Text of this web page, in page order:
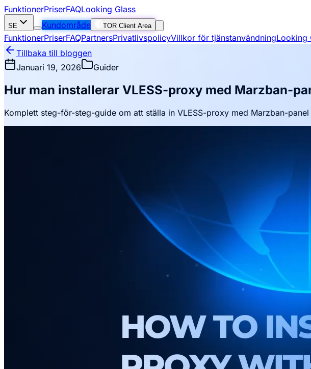
FunktionerPriserFAQLooking Glass
SE Kundområde TOR Client Area
FunktionerPriserFAQPartnersPrivatlivspolicyVillkor för tjänstanvändningLooking
Tillbaka till bloggen
Januari 19, 2026
Guider
Hur man installerar VLESS-proxy med Marzban-
Komplett steg-för-steg-guide om att ställa in VLESS-proxy med Marzban-